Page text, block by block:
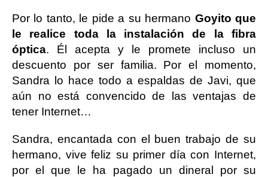
Por lo tanto, le pide a su hermano Goyito que
le realice toda la instalación de la fibra
óptica. Él acepta y le promete incluso un
descuento por ser familia. Por el momento,
Sandra lo hace todo a espaldas de Javi, que
aún no está convencido de las ventajas de
tener Internet…
Sandra, encantada con el buen trabajo de su
hermano, vive feliz su primer día con Internet,
por el que le ha pagado un dineral por su